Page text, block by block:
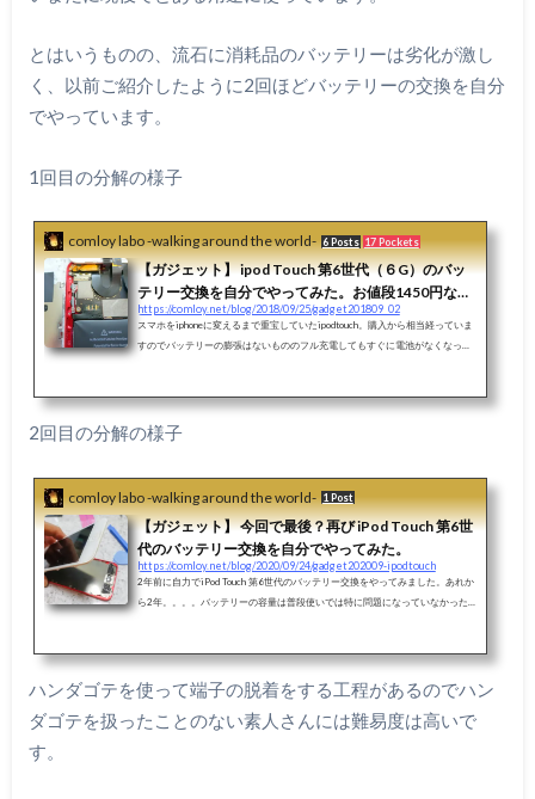
とはいうものの、流石に消耗品のバッテリーは劣化が激し
く、以前ご紹介したように2回ほどバッテリーの交換を自分
でやっています。
1回目の分解の様子
comloy labo -walking around the world- 6 Posts 17 Pockets
【ガジェット】 ipod Touch 第6世代（６G）のバッ
テリー交換を自分でやってみた。お値段1450円な
り。
https://comloy.net/blog/2018/09/25/gadget201809_02
スマホをiphoneに変えるまで重宝していたipodtouch。購入から相当経っていま
すのでバッテリーの膨張はないもののフル充電してもすぐに電池がなくなって
換をしましたが、工具も買ったし（安かったけど、、）ついでにipodtouchもバ
ッテリー交換して見るか！と、元エンジニア魂に火がつき（笑）やってみまし
2回目の分解の様子
comloy labo -walking around the world- 1 Post
【ガジェット】 今回で最後？再び iPod Touch 第6世
代のバッテリー交換を自分でやってみた。
https://comloy.net/blog/2020/09/24/gadget202009-ipodtouch
2年前に自力でiPod Touch 第6世代のバッテリー交換をやってみました。あれか
ら2年。。。。バッテリーの容量は普段使いでは特に問題になっていなかった
ということで、再度バッテリー交換をやってみました。2回目なので今回はス
ムーズ。後2年は延命できたかな？（笑）5年前のiOSデバイスも結構使える「i
Pod Touch 第六世代」このiPod Touchは実に5年前に発売された機種になりま
す。 iPod...
ハンダゴテを使って端子の脱着をする工程があるのでハン
ダゴテを扱ったことのない素人さんには難易度は高いで
す。